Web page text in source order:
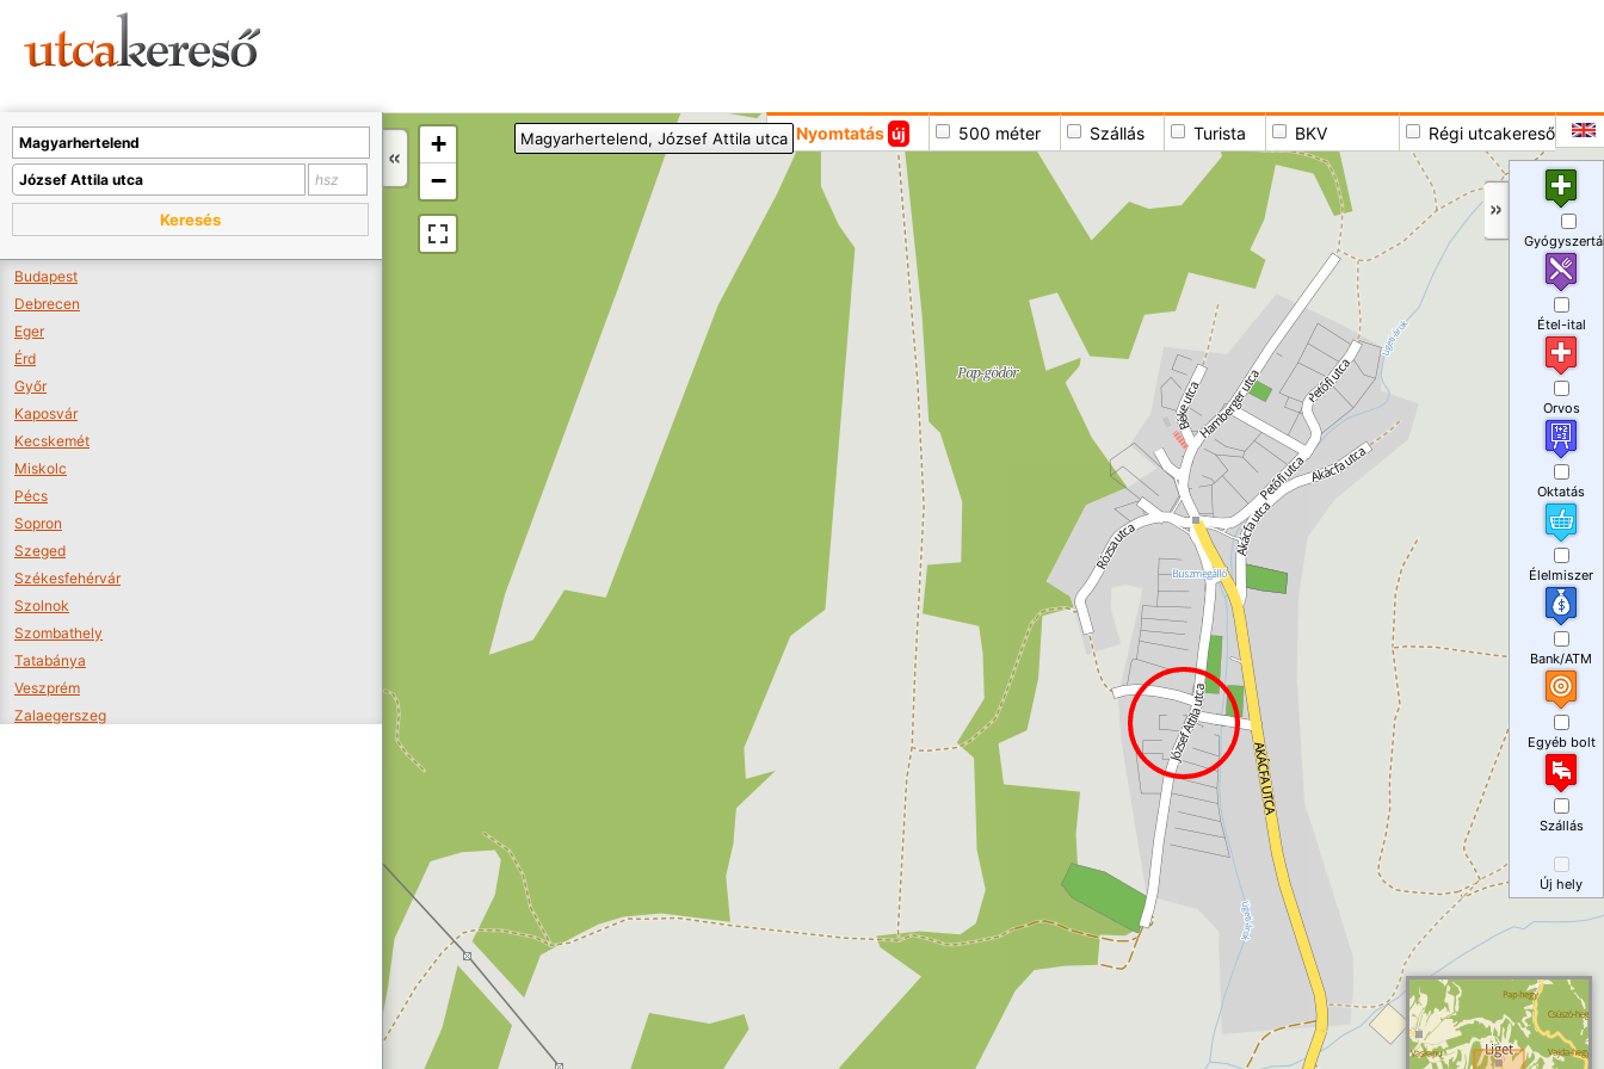
+
−
Nyomtatás új 500 méter Szállás Turista BKV Régi utcakereső
Magyarhertelend, József Attila utca
Keresés
Budapest
Debrecen
Eger
Érd
Győr
Kaposvár
Kecskemét
Miskolc
Pécs
Sopron
Szeged
Székesfehérvár
Szolnok
Szombathely
Tatabánya
Veszprém
Zalaegerszeg
Étel-ital
Orvos
Oktatás
Élelmiszer
Bank/ATM
Egyéb bolt
Szállás
Új hely
A térképet kicsinyíteni kell, hogy látszódjanak a boltok.
Boltok látszódjanak >>